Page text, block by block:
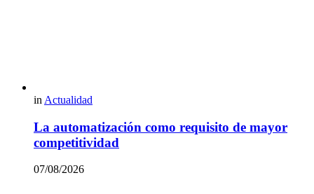
in Actualidad
La automatización como requisito de mayor
competitividad
07/08/2026